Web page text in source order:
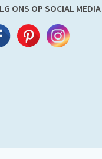
ONS OP SOCIAL MEDIA